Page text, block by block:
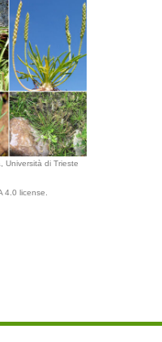
Università di Trieste
4.0 license.